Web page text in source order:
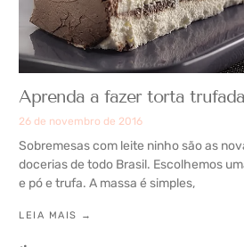
Aprenda a fazer torta
26 de novembro de 2016
Sobremesas com leite ninho são as
docerias de todo Brasil. Escolhemos
e pó e trufa. A massa é simples,
LEIA MAIS →